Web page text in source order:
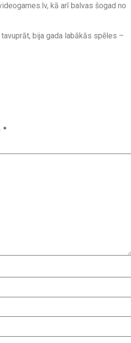
kā arī balvas šogad no
bija gada labākās spēles –
*